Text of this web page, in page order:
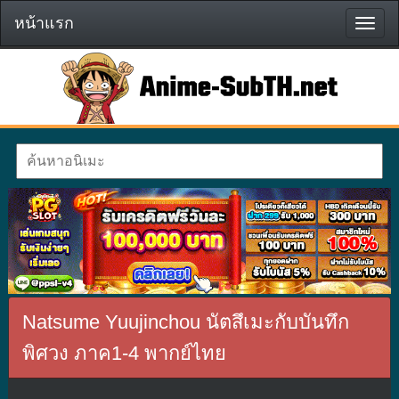
หน้า
แรก
หน้าแรก
Natsume Yuujinchou นัตสึเมะกับบันทึก
พิศวง ภาค1-4 พากย์ไทย